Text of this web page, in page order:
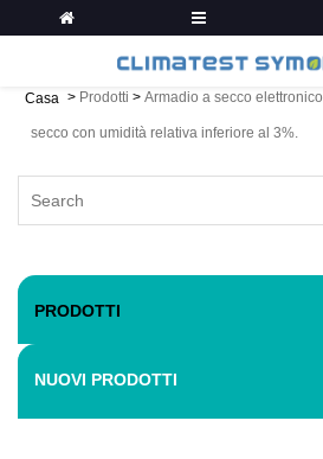
Casa > Prodotti > Armadio a secco elettronico
secco con umidità relativa inferiore al 3%.
PRODOTTI
NUOVI PRODOTTI